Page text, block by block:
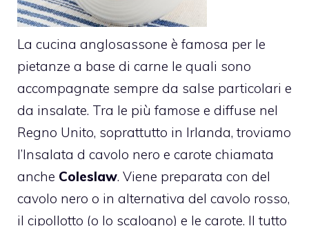
La cucina anglosassone è famosa per le
pietanze a base di carne le quali sono
accompagnate sempre da salse particolari e
da insalate. Tra le più famose e diffuse nel
Regno Unito, soprattutto in Irlanda, troviamo
l’Insalata d cavolo nero e carote chiamata
anche Coleslaw. Viene preparata con del
cavolo nero o in alternativa del cavolo rosso,
il cipollotto (o lo scalogno) e le carote. Il tutto